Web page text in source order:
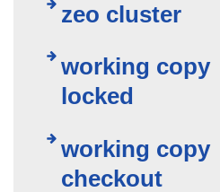
zeo cluster
working copy
locked
working copy
checkout